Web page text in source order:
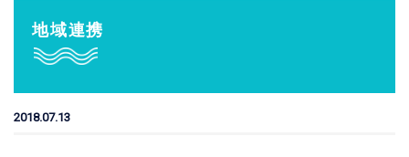
地域連携
2018.07.13